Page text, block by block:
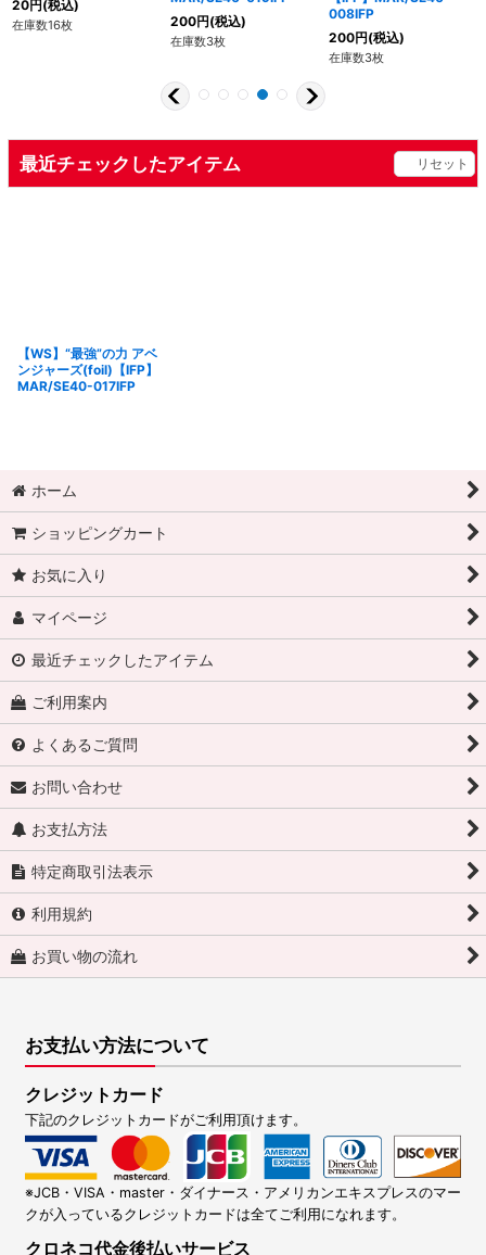
20円 (税込)
在庫数16枚
200円(税込)
在庫数3枚
008IFP
200円(税込)
在庫数3枚
最近チェックしたアイテム リセット
【WS】“最強”の力 アベ
ンジャーズ(foil)【IFP】
MAR/SE40-017IFP
ホーム
ショッピングカート
お気に入り
マイページ
最近チェックしたアイテム
ご利用案内
よくあるご質問
お問い合わせ
お支払方法
特定商取引法表示
利用規約
お買い物の流れ
お支払い方法について
クレジットカード
下記のクレジットカードがご利用頂けます。
※JCB・VISA・master・ダイナース・アメリカンエキスプレスのマー
クが入っているクレジットカードは全てご利用になれます。
クロネコ代金後払いサービス